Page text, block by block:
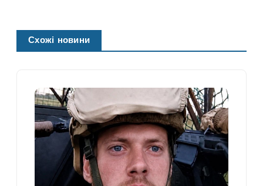
Схожі новини